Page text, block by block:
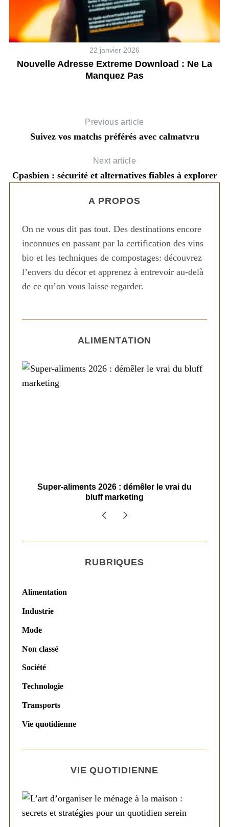
22 janvier 2026
Nouvelle Adresse Extreme Download : Ne La
Manquez Pas
Previous article
Suivez vos matchs préférés avec calmatvru
Next article
Cpasbien : sécurité et alternatives fiables à explorer
A PROPOS
On ne vous dit pas tout. Des destinations encore
inconnues en passant par la certification des vins
bio et les techniques de compostages: découvrez
l’envers du décor et apprenez à entrevoir au-delà
de ce qu’on vous laisse regarder.
ALIMENTATION
Super-aliments 2026 : démêler le vrai du
bluff marketing
RUBRIQUES
Alimentation
Industrie
Mode
Non classé
Société
Technologie
Transports
Vie quotidienne
VIE QUOTIDIENNE